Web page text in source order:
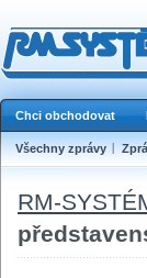
Chci obchodovat
Všechny zprávy
RM-